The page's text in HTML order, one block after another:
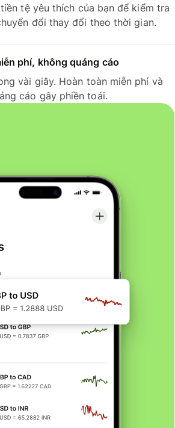
tệ yêu thích của bạn để kiểm tra
đổi thay đổi theo thời gian.
phí, không quảng cáo
vài giây. Hoàn toàn miễn phí và
cáo gây phiền toái.